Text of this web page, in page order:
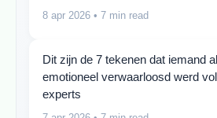
8 apr 2026 • 7 min read
Dit zijn de 7 tekenen dat iemand
emotioneel verwaarloosd werd
experts